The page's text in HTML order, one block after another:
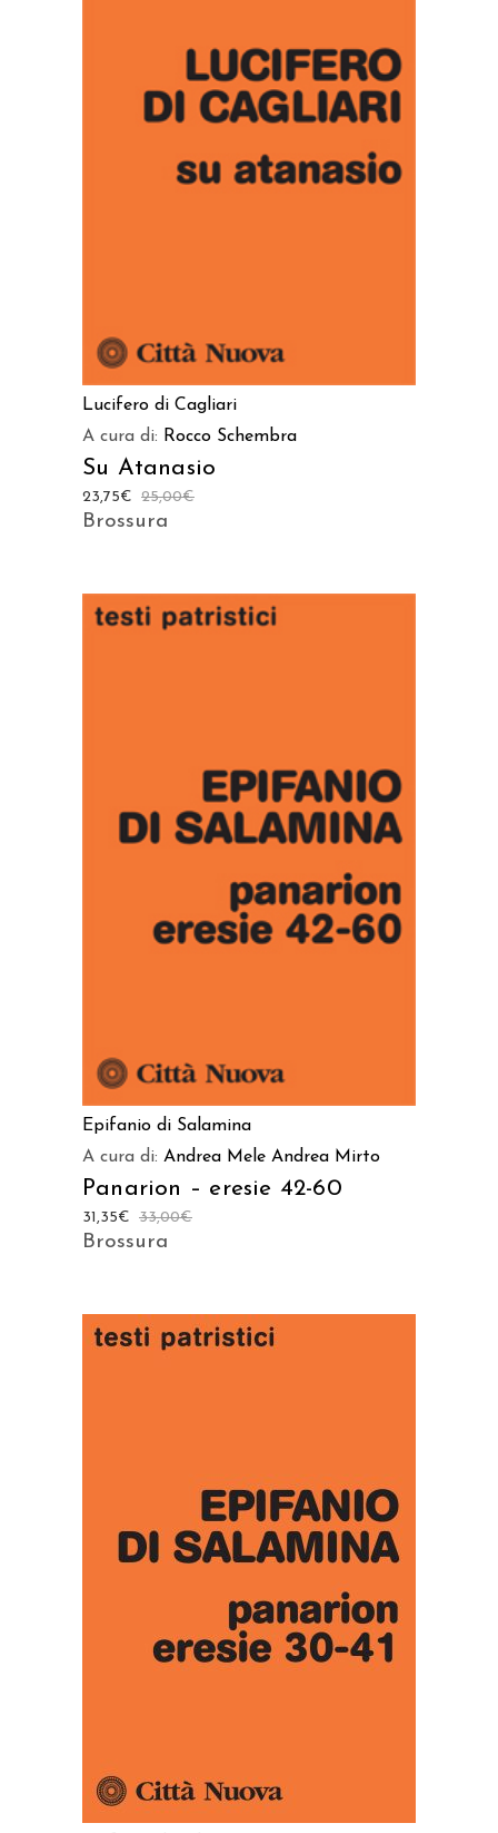
Lucifero di Cagliari
A cura di: Rocco Schembra
Su Atanasio
25,00€
23,75€
Brossura
AGGIUNGI AL CARRELLO
Epifanio di Salamina
A cura di: Andrea Mele Andrea Mirto
Panarion – eresie 42-60
33,00€
31,35€
Brossura
AGGIUNGI AL CARRELLO